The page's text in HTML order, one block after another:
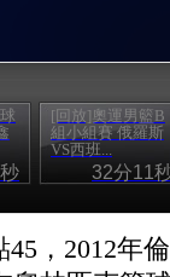
[回放]奧運男籃B
組小組賽 俄羅斯
VS西班...
32分11
，2012年